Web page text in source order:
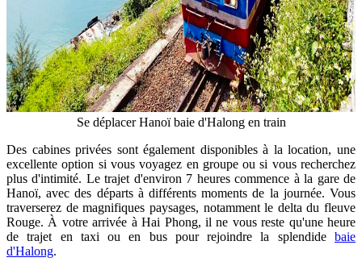
Se déplacer Hanoï baie d'Halong en train
Des cabines privées sont également disponibles à la location, une
excellente option si vous voyagez en groupe ou si vous recherchez
plus d'intimité. Le trajet d'environ 7 heures commence à la gare de
Hanoï, avec des départs à différents moments de la journée. Vous
traverserez de magnifiques paysages, notamment le delta du fleuve
Rouge. À votre arrivée à Hai Phong, il ne vous reste qu'une heure
de trajet en taxi ou en bus pour rejoindre la splendide baie
d'Halong.